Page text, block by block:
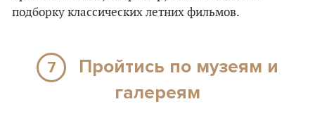
подборку классических летних фильмов.
7
Пройтись по музеям и
галереям